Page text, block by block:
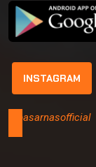
INSTAGRAM
@basarnasofficial